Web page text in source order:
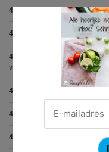
4.9 Pizza chicken BBQ(11
4.9 Steak chimichurri
4.9 Aspergepuree met
votes)
4.9
4.9 Bloemkoolcurry(8 votes)
4.9 (8